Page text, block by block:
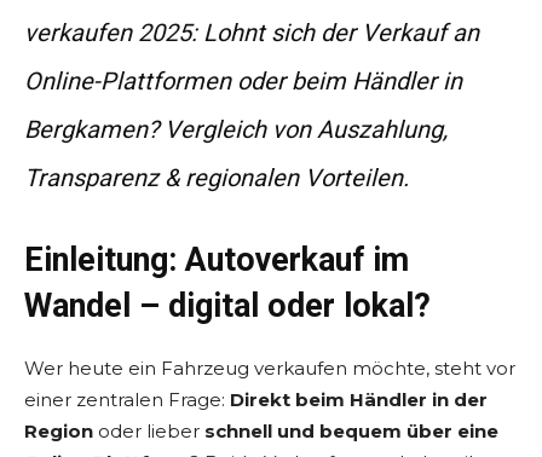
verkaufen 2025: Lohnt sich der Verkauf an
Online-Plattformen oder beim Händler in
Bergkamen? Vergleich von Auszahlung,
Transparenz & regionalen Vorteilen.
Einleitung: Autoverkauf im
Wandel – digital oder lokal?
Wer heute ein Fahrzeug verkaufen möchte, steht vor
einer zentralen Frage: Direkt beim Händler in der
Region oder lieber schnell und bequem über eine